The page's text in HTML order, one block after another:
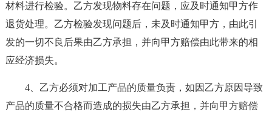
材料进行检验。乙方发现物料存在问题，应及时通知甲方作
退货处理。乙方检验发现问题后，未及时通知甲方，由此引
发的一切不良后果由乙方承担，并向甲方赔偿由此带来的相
应经济损失。
4、乙方必须对加工产品的质量负责，如因乙方原因导致
产品的质量不合格而造成的损失由乙方承担，并向甲方赔偿